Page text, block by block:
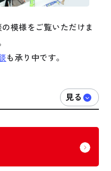
模様をご覧いただけま
も承り中です。